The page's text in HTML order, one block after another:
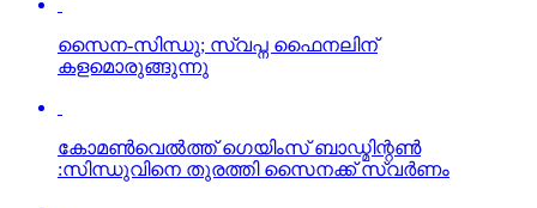
സൈന-സിന്ധു; സ്വപ്ന ഫൈനലിന്
കളമൊരുങ്ങുന്നു
കോമണ്‍വെല്‍ത്ത് ഗെയിംസ് ബാഡ്മിന്റണ്‍
:സിന്ധുവിനെ തുരത്തി സൈനക്ക് സ്വര്‍ണം